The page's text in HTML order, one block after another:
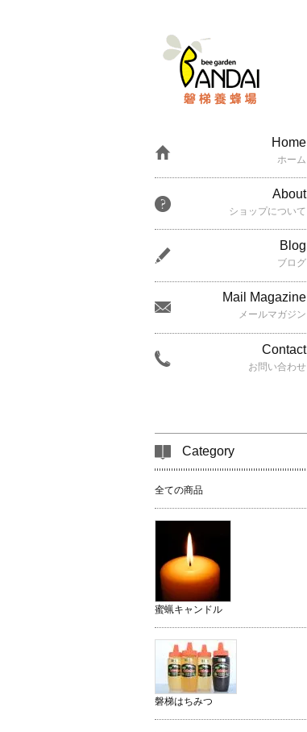
Home
ホーム
About
ショップについて
Blog
ブログ
Mail Magazine
メールマガジン
Contact
お問い合わせ
Category
全ての商品
蜜蝋キャンドル
磐梯はちみつ